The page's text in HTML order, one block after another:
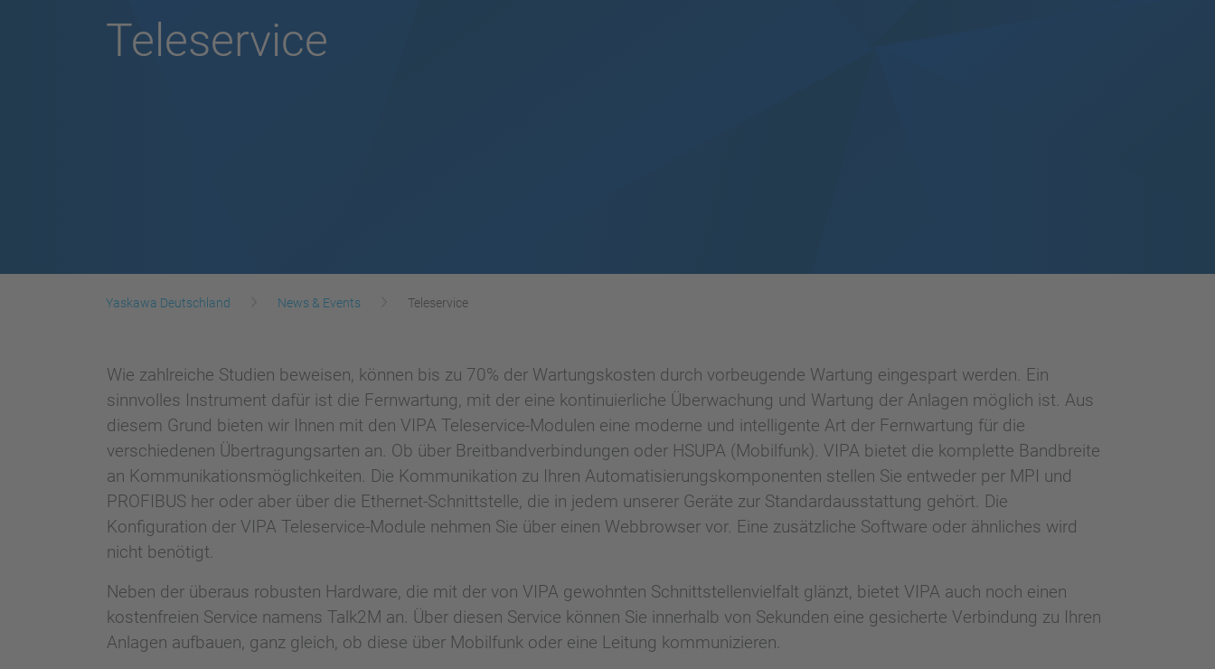
Teleservice
Yaskawa Deutschland News & Events Teleservice
Wie zahlreiche Studien beweisen, können bis zu 70% der Wartungskosten durch vorbeugende Wartung eingespart werden. Ein
sinnvolles Instrument dafür ist die Fernwartung, mit der eine kontinuierliche Überwachung und Wartung der Anlagen möglich ist. Aus
diesem Grund bieten wir Ihnen mit den VIPA Teleservice-Modulen eine moderne und intelligente Art der Fernwartung für die
verschiedenen Übertragungsarten an. Ob über Breitbandverbindungen oder HSUPA (Mobilfunk). VIPA bietet die komplette Bandbreite
an Kommunikationsmöglichkeiten. Die Kommunikation zu Ihren Automatisierungskomponenten stellen Sie entweder per MPI und
PROFIBUS her oder aber über die Ethernet-Schnittstelle, die in jedem unserer Geräte zur Standardausstattung gehört. Die
Konfiguration der VIPA Teleservice-Module nehmen Sie über einen Webbrowser vor. Eine zusätzliche Software oder ähnliches wird
nicht benötigt.
Neben der überaus robusten Hardware, die mit der von VIPA gewohnten Schnittstellenvielfalt glänzt, bietet VIPA auch noch einen
kostenfreien Service namens Talk2M an. Über diesen Service können Sie innerhalb von Sekunden eine gesicherte Verbindung zu Ihren
Anlagen aufbauen, ganz gleich, ob diese über Mobilfunk oder eine Leitung kommunizieren.